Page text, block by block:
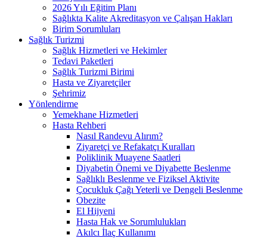
2026 Yılı Eğitim Planı
Sağlıkta Kalite Akreditasyon ve Çalışan Hakları
Birim Sorumluları
Sağlık Turizmi
Sağlık Hizmetleri ve Hekimler
Tedavi Paketleri
Sağlık Turizmi Birimi
Hasta ve Ziyaretçiler
Şehrimiz
Yönlendirme
Yemekhane Hizmetleri
Hasta Rehberi
Nasıl Randevu Alırım?
Ziyaretçi ve Refakatçı Kuralları
Poliklinik Muayene Saatleri
Diyabetin Önemi ve Diyabette Beslenme
Sağlıklı Beslenme ve Fiziksel Aktivite
Çocukluk Çağı Yeterli ve Dengeli Beslenme
Obezite
El Hijyeni
Hasta Hak ve Sorumlulukları
Akılcı İlaç Kullanımı